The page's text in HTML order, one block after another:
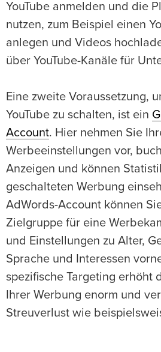
YouTube anmelden und die
nutzen, zum Beispiel einen
anlegen und Videos
über YouTube-Kanäle für
Eine zweite Voraussetzung,
YouTube zu schalten, ist ein
Account. Hier nehmen Sie
Werbeeinstellungen vor,
Anzeigen und können
geschalteten Werbung
AdWords-Account können
Zielgruppe für eine
und Einstellungen zu Alter,
Sprache und Interessen
spezifische Targeting erhöht
Ihrer Werbung enorm und
Streuverlust wie